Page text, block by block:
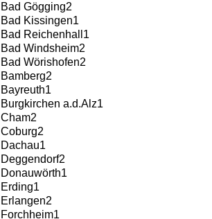
Bad Gögging2
Bad Kissingen1
Bad Reichenhall 1
Bad Windsheim2
Bad Wörishofen2
Bamberg2
Bayreuth1
Burgkirchen a.d.Alz1
Cham2
Coburg2
Dachau1
Deggendorf2
Donauwörth1
Erding1
Erlangen2
Forchheim1